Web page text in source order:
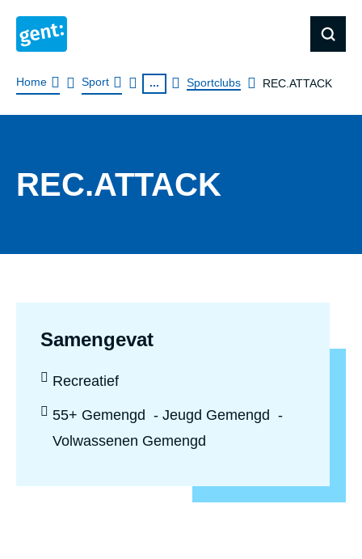
Kruimelpad
Home Sport ... Sportclubs REC.ATTACK
REC.ATTACK
Samengevat
Sportniveau:
Recreatief
Leeftijd:
55+ Gemengd
Jeugd Gemengd
Volwassenen Gemengd